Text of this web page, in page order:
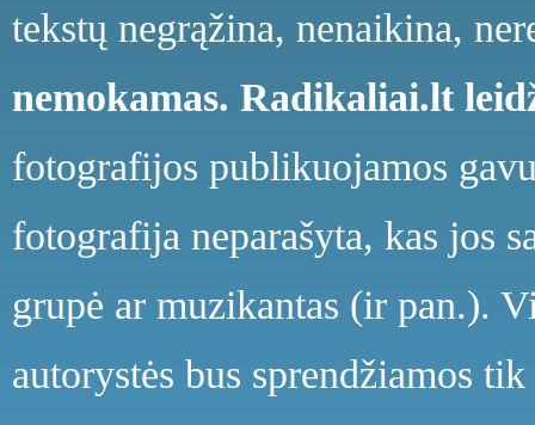
tekstų negrąžina, nenaikina,
nemokamas. Radikaliai.lt
fotografijos publikuojamos
fotografija neparašyta, kas jos
grupė ar muzikantas (ir pan.).
autorystės bus sprendžiamos